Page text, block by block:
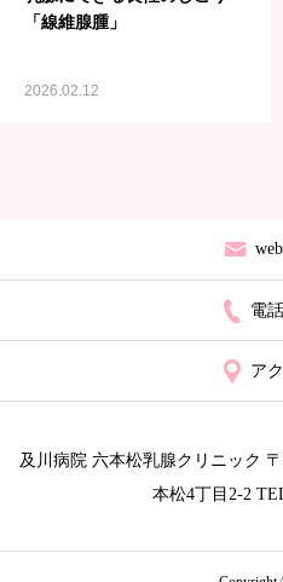
「線維腺腫」
2026.02.12
電
ア
及川病院 六本松乳腺クリニック
本松4丁目2-2